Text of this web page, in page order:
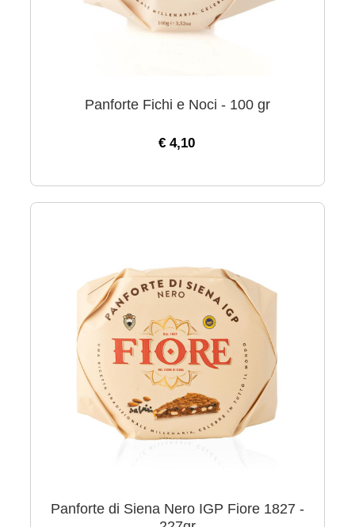
Panforte Fichi e Noci - 100 gr
€ 4,10
Panforte di Siena Nero IGP Fiore 1827 -